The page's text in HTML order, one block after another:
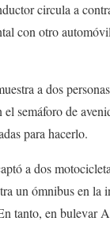
circula a
con otro
a dos
semáforo de
para hacerlo.
a dos
un ómnibus en la
tanto, en bulevar